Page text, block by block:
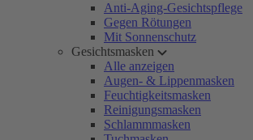
Anti-Aging-Gesichtspflege
Gegen Rötungen
Mit Sonnenschutz
Gesichtsmasken
Alle anzeigen
Augen- & Lippenmasken
Feuchtigkeitsmasken
Reinigungsmasken
Schlammmasken